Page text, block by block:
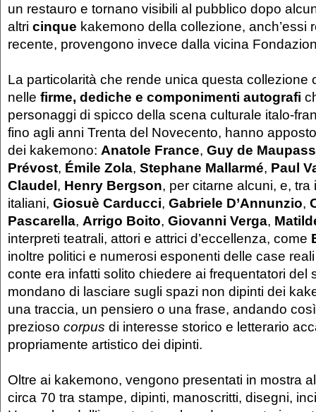
un restauro e tornano visibili al pubblico dopo
altri cinque kakemono della collezione, anch’essi
recente, provengono invece dalla vicina
La particolarità che rende unica questa collezione
nelle firme, dediche e componimenti autografi
personaggi di spicco della scena culturale italo-
fino agli anni Trenta del Novecento, hanno
dei kakemono: Anatole France, Guy de
Prévost, Émile Zola, Stephane Mallarmé, Paul
Claudel, Henry Bergson, per citarne alcuni, e, tra
italiani, Giosuè Carducci, Gabriele D’Annunzio,
Pascarella, Arrigo Boito, Giovanni Verga,
interpreti teatrali, attori e attrici d’eccellenza, come
inoltre politici e numerosi esponenti delle case
conte era infatti solito chiedere ai frequentatori del
mondano di lasciare sugli spazi non dipinti dei
una traccia, un pensiero o una frase, andando
prezioso corpus di interesse storico e letterario
propriamente artistico dei dipinti.
Oltre ai kakemono, vengono presentati in mostra
circa 70 tra stampe, dipinti, manoscritti, disegni,